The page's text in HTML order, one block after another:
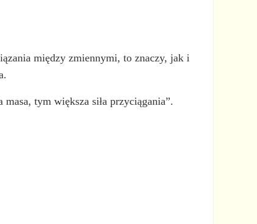
między zmiennymi, to znaczy, jak i
tym większa siła przyciągania”.